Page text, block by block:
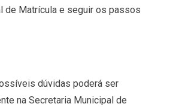
de Matrícula e seguir os passos
dúvidas poderá ser
na Secretaria Municipal de